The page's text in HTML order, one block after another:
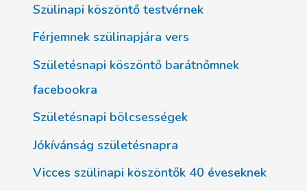
Szülinapi köszöntő testvérnek
Férjemnek szülinapjára vers
Születésnapi köszöntő barátnőmnek
facebookra
Születésnapi bölcsességek
Jókívánság születésnapra
Vicces szülinapi köszöntők 40 éveseknek